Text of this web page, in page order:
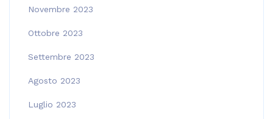
Novembre 2023
Ottobre 2023
Settembre 2023
Agosto 2023
Luglio 2023